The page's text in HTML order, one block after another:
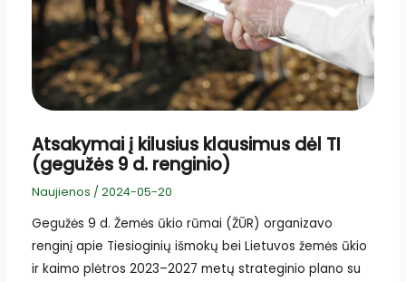
Atsakymai į kilusius klausimus dėl TI
(gegužės 9 d. renginio)
Naujienos / 2024-05-20
Gegužės 9 d. Žemės ūkio rūmai (ŽŪR) organizavo
renginį apie Tiesioginių išmokų bei Lietuvos žemės ūkio
ir kaimo plėtros 2023–2027 metų strateginio plano su